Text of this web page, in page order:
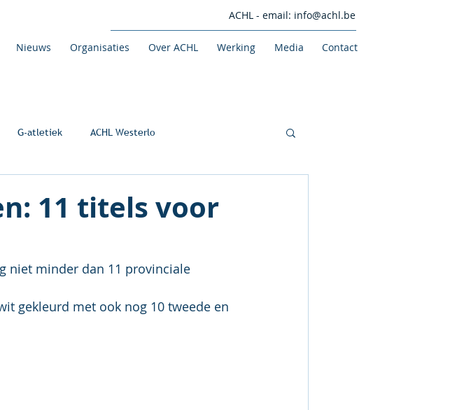
ACHL - email: info@achl.be
Nieuws Organisaties Over ACHL Werking Media Contact
G-atletiek ACHL Westerlo
11 titels voor
niet minder dan 11 provinciale
gekleurd met ook nog 10 tweede en